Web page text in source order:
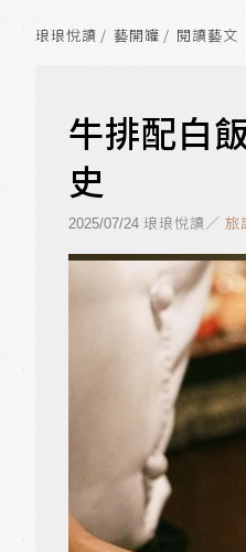
琅琅悅讀 藝開罐 閱讀藝文
牛排配白
史
2025/07/24 琅琅悅讀／ 旅